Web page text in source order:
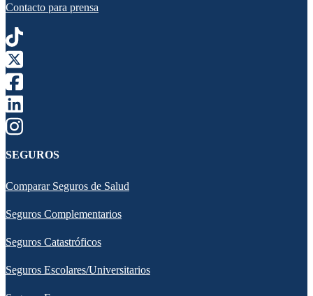
Contacto para prensa
SEGUROS
Comparar Seguros de Salud
Seguros Complementarios
Seguros Catastróficos
Seguros Escolares/Universitarios